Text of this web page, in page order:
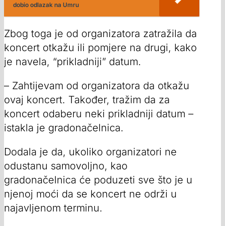
dobio odlazak na Umru
Zbog toga je od organizatora zatražila da
koncert otkažu ili pomjere na drugi, kako
je navela, “prikladniji” datum.
– Zahtijevam od organizatora da otkažu
ovaj koncert. Također, tražim da za
koncert odaberu neki prikladniji datum –
istakla je gradonačelnica.
Dodala je da, ukoliko organizatori ne
odustanu samovoljno, kao
gradonačelnica će poduzeti sve što je u
njenoj moći da se koncert ne održi u
najavljenom terminu.